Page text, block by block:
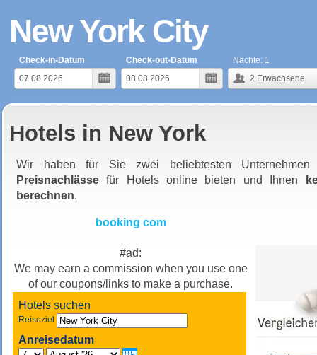
New York City
Check-in-Datum
Check-out-Datum
2 Erwachsene
Nächte: 1
Hotels in New York
Wir haben für Sie zwei beliebtesten
Preisnachlässe für Hotels online bieten und Ihnen
berechnen.
booking com
#ad:
We may earn a commission when you use one
of our coupons/links to make a purchase.
Hotels suchen
Reiseziel
Anreisedatum